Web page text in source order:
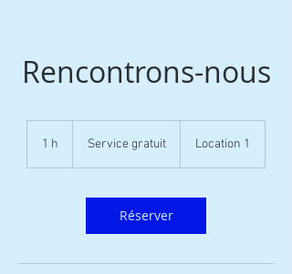
Rencontrons-nous
1 h Service gratuit Location 1
Réserver